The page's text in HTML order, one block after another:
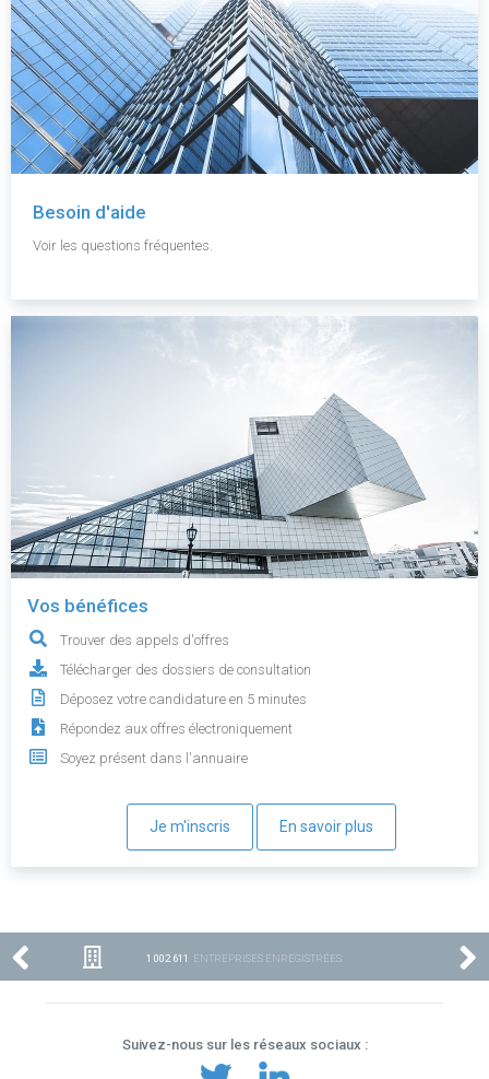
Besoin d'aide
Voir les questions fréquentes.
Vos bénéfices
Trouver des appels d'offres
Télécharger des dossiers de consultation
Déposez votre candidature en 5 minutes
Répondez aux offres électroniquement
Soyez présent dans l'annuaire
Je m'inscris En savoir plus
1 002 611 ENTREPRISES ENREGISTRÉES
Suivez-nous sur les réseaux sociaux :